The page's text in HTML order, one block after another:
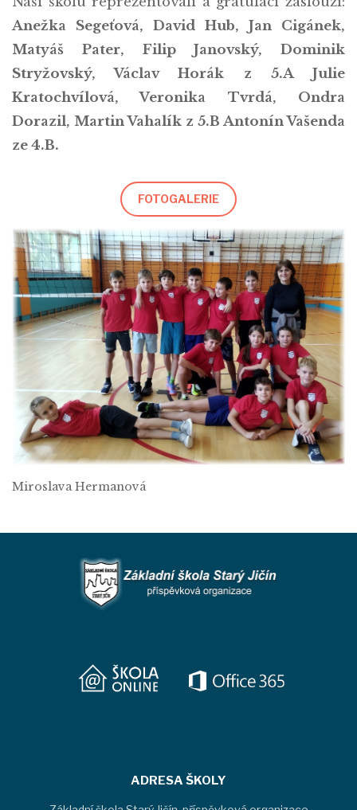
Anežka Segeťová, David Hub, Jan Cigánek,
Matyáš Pater, Filip Janovský, Dominik
Stryžovský, Václav Horák z 5.A Julie
Kratochvílová, Veronika Tvrdá, Ondra
Dorazil, Martin Vahalík z 5.B Antonín Vašenda
ze 4.B.
FOTOGALERIE
Miroslava Hermanová
ADRESA ŠKOLY